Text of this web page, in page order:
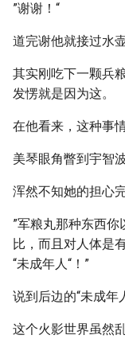
”谢谢！“
道完谢他就接过水
其实刚吃下一颗兵
发愣就是因为这。
在他看来，这种事
美琴眼角瞥到宇智
浑然不知她的担心
”军粮丸那种东西
比，而且对人体是
“未成年人“！”
说到后边的“未成年
这个火影世界虽然